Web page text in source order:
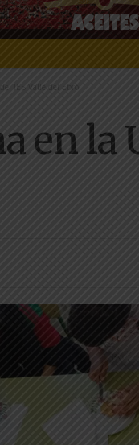
IES Valle del Ebro
en la